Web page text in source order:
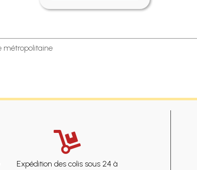
métropolitaine
Expédition des colis sous 24 à